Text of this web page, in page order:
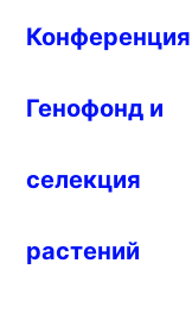
записям
Конференция
Генофонд и
селекция
растений